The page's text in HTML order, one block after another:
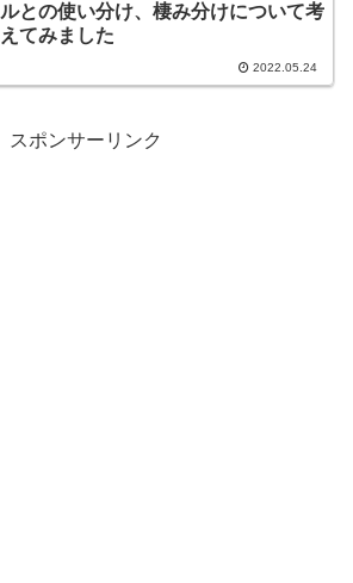
ルとの使い分け、棲み分けについて考
えてみました
2022.05.24
スポンサーリンク